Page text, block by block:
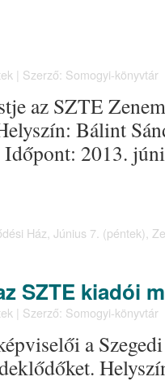
| Szerző: Somogyi-könyvtár
az SZTE
Bálint
2013.
Ház, Június 7. (péntek),
SZTE kiadói
| Szerző: Somogyi-könyvtár
a